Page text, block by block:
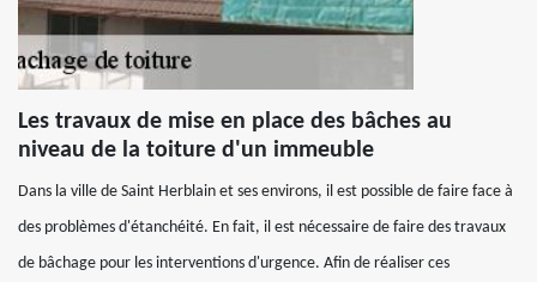
Les travaux de mise en place des bâches au
niveau de la toiture d'un immeuble
Dans la ville de Saint Herblain et ses environs, il est possible de faire face à
des problèmes d'étanchéité. En fait, il est nécessaire de faire des travaux
de bâchage pour les interventions d'urgence. Afin de réaliser ces